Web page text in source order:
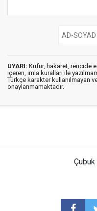
UYARI: Küfür, hakaret, rencide
içeren, imla kuralları ile
Türkçe karakter kullanılmayan
onaylanmamaktadır.